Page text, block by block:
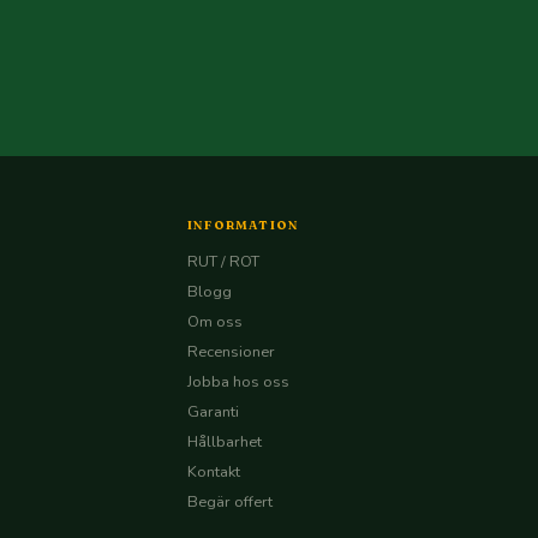
INFORMATION
RUT / ROT
Blogg
Om oss
Recensioner
Jobba hos oss
Garanti
Hållbarhet
Kontakt
Begär offert